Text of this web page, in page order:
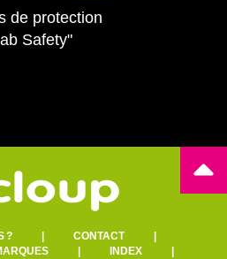
de protection
Safety"
?| CONTACT|
| INDEX|